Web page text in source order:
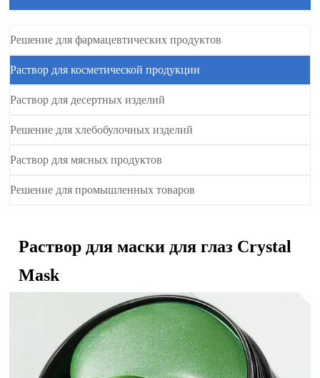
Решение для фармацевтических продуктов
Раствор для косметической продукции
Раствор для десертных изделий
Решение для хлебобулочных изделий
Раствор для мясных продуктов
Решение для промышленных товаров
Раствор для маски для глаз Crystal
Mask